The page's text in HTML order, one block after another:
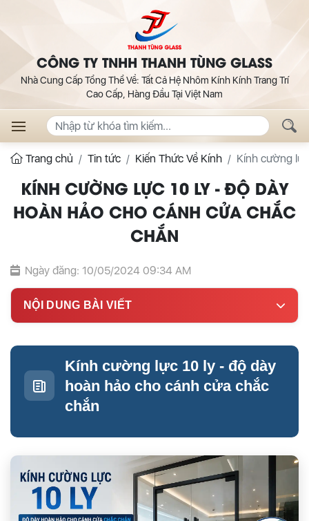
CÔNG TY TNHH THANH TÙNG GLASS
Nhà Cung Cấp Tổng Thể Về: Tất Cả Hệ Nhôm Kính Kính Trang Trí
Cao Cấp, Hàng Đầu Tại Việt Nam
Trang chủ Tin tức Kiến Thức Về Kính Kính cường
KÍNH CƯỜNG LỰC 10 LY - ĐỘ DÀY
HOÀN HẢO CHO CÁNH CỬA CHẮC
CHẮN
Ngày đăng: 10/05/2024 09:34 AM
NỘI DUNG BÀI VIẾT
Kính cường lực 10 ly - độ dày
hoàn hảo cho cánh cửa chắc
chắn